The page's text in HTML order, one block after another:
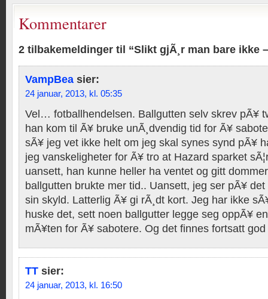
Kommentarer
2 tilbakemeldinger til “Slikt gjÃ¸r man bare ikke
VampBea sier:
24 januar, 2013, kl. 05:35
Vel… fotballhendelsen. Ballgutten selv skrev pÃ¥
han kom til Ã¥ bruke unÃ¸dvendig tid for Ã¥
sÃ¥ jeg vet ikke helt om jeg skal synes synd pÃ¥
jeg vanskeligheter for Ã¥ tro at Hazard sparket
uansett, han kunne heller ha ventet og gitt
ballgutten brukte mer tid.. Uansett, jeg ser pÃ¥
sin skyld. Latterlig Ã¥ gi rÃ¸dt kort. Jeg har ikke
huske det, sett noen ballgutter legge seg oppÃ¥
mÃ¥ten for Ã¥ sabotere. Og det finnes fortsatt
TT sier:
24 januar, 2013, kl. 16:50